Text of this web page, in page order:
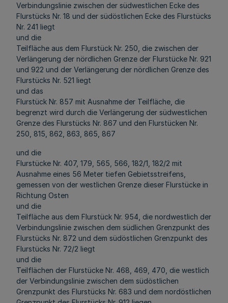
Verbindungslinie zwischen der südwestlichen Ecke des
Flurstücks Nr. 18 und der südöstlichen Ecke des Flurstücks
Nr. 241 liegt
und die
Teilfläche aus dem Flurstück Nr. 250, die zwischen der
Verlängerung der nördlichen Grenze der Flurstücke Nr. 921
und 922 und der Verlängerung der nördlichen Grenze des
Flurstücks Nr. 521 liegt
und das
Flurstück Nr. 857 mit Ausnahme der Teilfläche, die
begrenzt wird durch die Verlängerung der südwestlichen
Grenze des Flurstücks Nr. 867 und den Flurstücken Nr.
250, 815, 862, 863, 865, 867
und die
Flurstücke Nr. 407, 179, 565, 566, 182/1, 182/2 mit
Ausnahme eines 56 Meter tiefen Gebietsstreifens,
gemessen von der westlichen Grenze dieser Flurstücke in
Richtung Osten
und die
Teilfläche aus dem Flurstück Nr. 954, die nordwestlich der
Verbindungslinie zwischen dem südlichen Grenzpunkt des
Flurstücks Nr. 872 und dem südöstlichen Grenzpunkt des
Flurstücks Nr. 72/2 liegt
und die
Teilflächen der Flurstücke Nr. 468, 469, 470, die westlich
der Verbindungslinie zwischen dem südöstlichen
Grenzpunkt des Flurstücks Nr. 683 und dem nordöstlichen